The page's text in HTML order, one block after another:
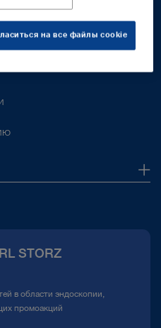
STORZ
в области эндоскопии,
промоакций
на все файлы cookie